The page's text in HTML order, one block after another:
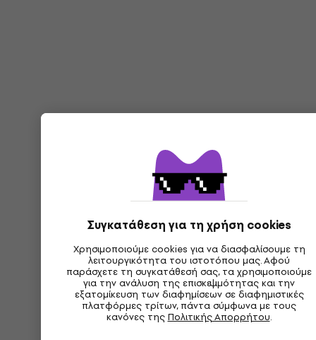
Συγκατάθεση για τη χρήση cookies
Χρησιμοποιούμε cookies για να διασφαλίσουμε τη
λειτουργικότητα του ιστοτόπου μας. Αφού
παράσχετε τη συγκατάθεσή σας, τα χρησιμοποιούμε
για την ανάλυση της επισκεψιμότητας και την
εξατομίκευση των διαφημίσεων σε διαφημιστικές
πλατφόρμες τρίτων, πάντα σύμφωνα με τους
κανόνες τηςΠολιτικής Απορρήτου.